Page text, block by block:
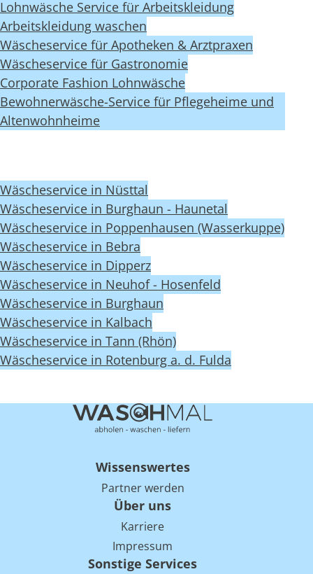
Lohnwäsche Service für Arbeitskleidung
Arbeitskleidung waschen
Wäscheservice für Apotheken & Arztpraxen
Wäscheservice für Gastronomie
Corporate Fashion Lohnwäsche
Bewohnerwäsche-Service für Pflegeheime und
Altenwohnheime
Wäscheservice in Nüsttal
Wäscheservice in Burghaun - Haunetal
Wäscheservice in Poppenhausen (Wasserkuppe)
Wäscheservice in Bebra
Wäscheservice in Dipperz
Wäscheservice in Neuhof - Hosenfeld
Wäscheservice in Burghaun
Wäscheservice in Kalbach
Wäscheservice in Tann (Rhön)
Wäscheservice in Rotenburg a. d. Fulda
Wissenswertes
Partner werden
Über uns
Karriere
Impressum
Sonstige Services